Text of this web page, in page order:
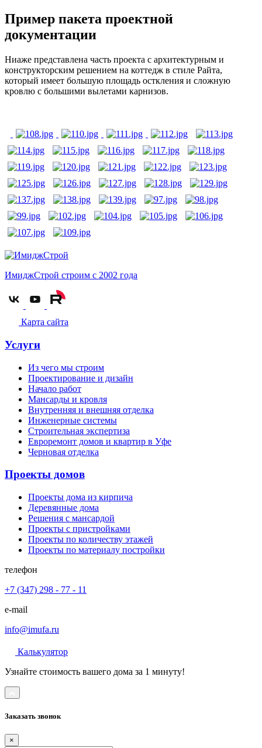
Пример пакета проектной
документации
Ниаже представлена часть проекта с архитектурным и
конструкторским решением на коттедж в стиле Райта,
который имеет большую площадь осткления и сложную
кровлю с большими вылетами карнизов.
ИмиджСтрой строим с 2002 года
Карта сайта
Услуги
Из чего мы строим
Проектирование и дизайн
Начало работ
Мансарды и кровля
Внутренняя и внешняя отделка
Инженерные системы
Строительная экспертиза
Евроремонт домов и квартир в Уфе
Черновая отделка
Проекты домов
Проекты дома из кирпича
Деревянные дома
Решения с мансардой
Проекты с пристройками
Проекты по количеству этажей
Проекты по материалу постройки
телефон
+7 (347) 298 - 77 - 11
e-mail
info@imufa.ru
Калькулятор
Узнайте стоимость вашего дома за 1 минуту!
Заказать звонок
×